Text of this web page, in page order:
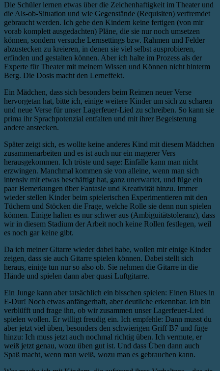
Die Schüler lernen etwas über die Zeichenhaftigkeit im Theater und
die Als-ob-Situation und wie Gegenstände (Requisiten) verfremdet
gebraucht werden. Ich gebe den Kindern keine fertigen (von mir
vorab komplett ausgedachten) Pläne, die sie nur noch umsetzen
können, sondern versuche Lernsettings bzw. Rahmen und Felder
abzustecken zu kreieren, in denen sie viel selbst ausprobieren,
erfinden und gestalten können. Aber ich halte im Prozess als der
Experte für Theater mit meinem Wissen und Können nicht hinterm
Berg. Die Dosis macht den Lerneffekt.
Ein Mädchen, dass sich besonders beim Reimen neuer Verse
hervorgetan hat, bitte ich, einige weitere Kinder um sich zu scharen
und neue Verse für unser Lagerfeuer-Lied zu schreiben. So kann sie
prima ihr Sprachpotenzial entfalten und mit ihrer Begeisterung
andere anstecken.
Später zeigt sich, es wollte keine anderes Kind mit diesem Mädchen
zusammenarbeiten und es ist auch nur ein magerer Vers
herausgekommen. Ich tröste und sage: Einfälle kann man nicht
erzwingen. Manchmal kommen sie von alleine, wenn man sich
intensiv mit etwas beschäftigt hat, ganz unerwartet, und füge ein
paar Bemerkungen über Fantasie und Kreativität hinzu. Immer
wieder stellen Kinder beim spielerischen Experimentieren mit den
Tüchern und Stöcken die Frage, welche Rolle sie denn nun spielen
können. Einige halten es nur schwer aus (Ambiguitätstoleranz), dass
wir in diesem Stadium der Arbeit noch keine Rollen festlegen, weil
es noch gar keine gibt.
Da ich meiner Gitarre wieder dabei habe, wollen mir einige Kinder
zeigen, dass sie auch Gitarre spielen können. Dabei stellt sich
heraus, einige tun nur so also ob. Sie nehmen die Gitarre in die
Hände und spielen dann aber quasi Luftgitarre.
Ein Junge kann aber tatsächlich ein bisschen spielen: Einen Blues in
E-Dur! Noch etwas anfängerhaft, aber deutliche erkennbar. Ich bin
verblüfft und frage ihn, ob wir zusammen unser Lagerfeuer-Lied
spielen wollen. Er willigt freudig ein. Ich empfehle: Dann musst du
aber jetzt viel üben, besonders den schwierigen Griff B7 und füge
hinzu: Ich muss jetzt auch nochmal richtig üben. Ich vermute, er
weiß jetzt genau, wozu üben gut ist. Und dass Üben dann auch
Spaß macht, wenn man weiß, wozu man es gebrauchen kann.